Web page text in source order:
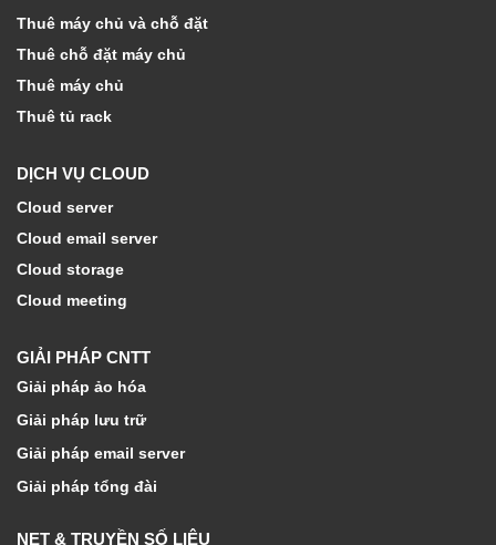
Thuê máy chủ và chỗ đặt
Thuê chỗ đặt máy chủ
Thuê máy chủ
Thuê tủ rack
DỊCH VỤ CLOUD
Cloud server
Cloud email server
Cloud storage
Cloud meeting
GIẢI PHÁP CNTT
Giải pháp ảo hóa
Giải pháp lưu trữ
Giải pháp email server
Giải pháp tổng đài
NET & TRUYỀN SỐ LIỆU